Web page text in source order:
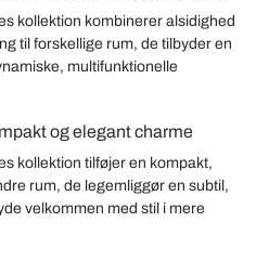
kollektion kombinerer alsidighed
til forskellige rum, de tilbyder en
multifunktionelle
og elegant charme
kollektion tilføjer en kompakt,
rum, de legemliggør en subtil,
velkommen med stil i mere